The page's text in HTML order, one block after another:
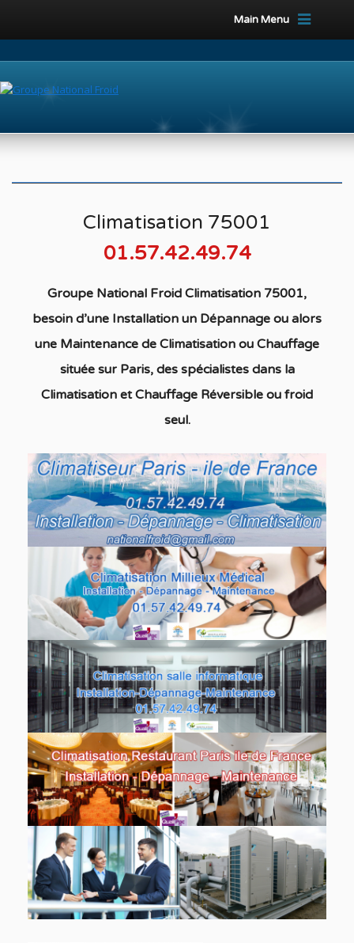
Main Menu
Climatisation 75001
01.57.42.49.74
Groupe National Froid Climatisation 75001,
besoin d’une Installation un Dépannage ou alors
une Maintenance de Climatisation ou Chauffage
située sur Paris, des spécialistes dans la
Climatisation et Chauffage Réversible ou froid
seul.